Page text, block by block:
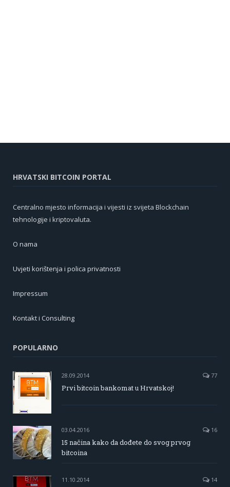
HRVATSKI BITCOIN PORTAL
Centralno mjesto informacija i vijesti iz svijeta Blockchain
tehnologije i kriptovaluta.
O nama
Uvjeti korištenja i polica privatnosti
Impressum
Kontakt i Consulting
POPULARNO
28.09.2014 77
Prvi bitcoin bankomat u Hrvatskoj!
03.04.2016 16
15 načina kako da dođete do svog prvog
bitcoina
11.10.2014 14